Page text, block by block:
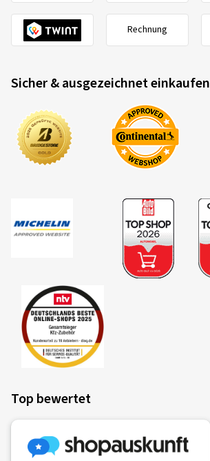
Rechnung
Sicher & ausgezeichnet einkaufen
Top bewertet